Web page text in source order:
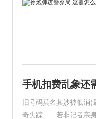
手机扣费乱象还
旧号码莫名其妙被低消
奇失踪……若非记者亲身